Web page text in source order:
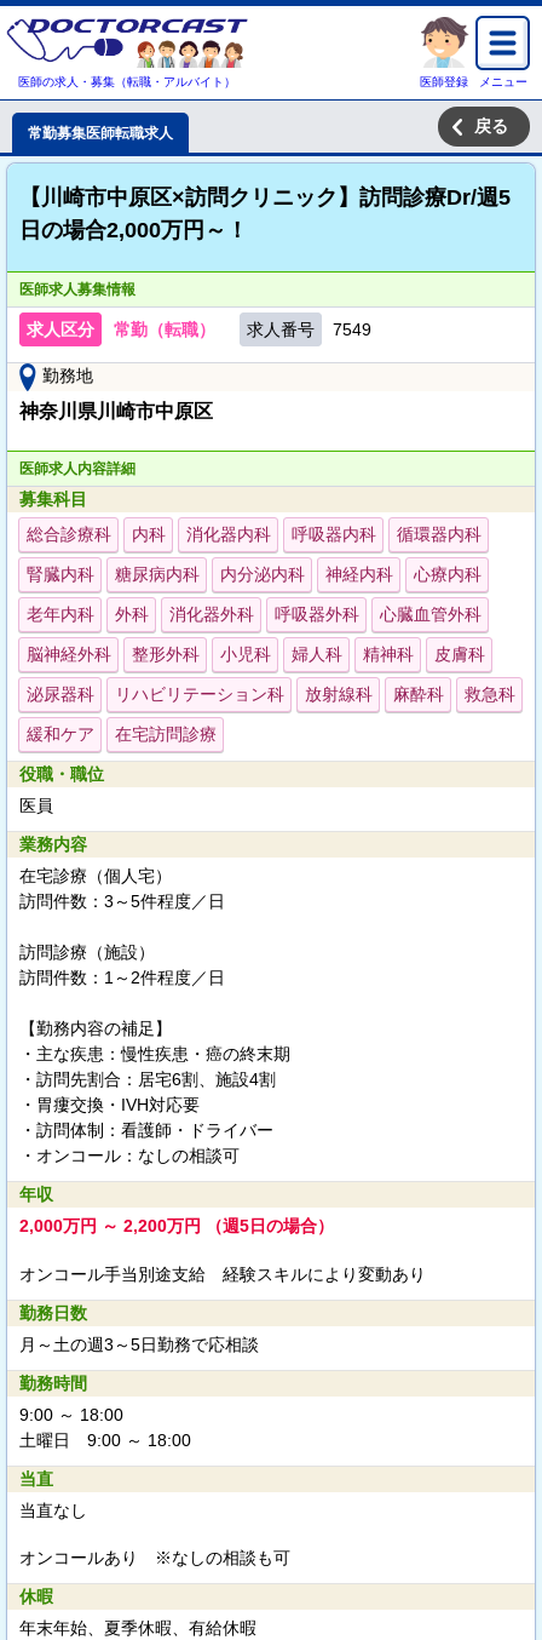
医師の求人・募集（転職・アルバイト） 医師登録 メニュー
常勤募集医師転職求人 戻る
【川崎市中原区×訪問クリニック】訪問診療Dr/週5
日の場合2,000万円～！
医師求人募集情報
求人区分 常勤（転職） 求人番号 7549
勤務地
神奈川県川崎市中原区
医師求人内容詳細
募集科目
総合診療科
内科 消化器内科 呼吸器内科 循環器内科
腎臓内科 糖尿病内科 内分泌内科 神経内科 心療内科
老年内科 外科 消化器外科 呼吸器外科 心臓血管外科
脳神経外科 整形外科 小児科 婦人科 精神科 皮膚科
泌尿器科 リハビリテーション科 放射線科 麻酔科 救急科
緩和ケア 在宅訪問診療
役職・職位
医員
業務内容
在宅診療（個人宅）
訪問件数：3～5件程度／日
訪問診療（施設）
訪問件数：1～2件程度／日
【勤務内容の補足】
・主な疾患：慢性疾患・癌の終末期
・訪問先割合：居宅6割、施設4割
・胃瘻交換・IVH対応要
・訪問体制：看護師・ドライバー
・オンコール：なしの相談可
年収
2,000万円 ～ 2,200万円 （週5日の場合）
オンコール手当別途支給 経験スキルにより変動あり
勤務日数
月～土の週3～5日勤務で応相談
勤務時間
9:00 ～ 18:00
土曜日 9:00 ～ 18:00
当直
当直なし
オンコールあり ※なしの相談も可
休暇
年末年始、夏季休暇、有給休暇